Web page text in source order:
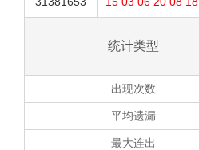
统计类型
出现次数
平均遗漏
最大连出